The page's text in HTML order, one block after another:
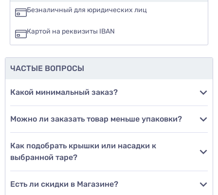
да
еще не знаю
Добавить отзыв
Безналичный для юридических лиц
Картой на реквизиты IBAN
ЧАСТЫЕ ВОПРОСЫ
Какой минимальный заказ?
Можно ли заказать товар меньше упаковки?
Как подобрать крышки или насадки к
выбранной таре?
Есть ли скидки в Магазине?